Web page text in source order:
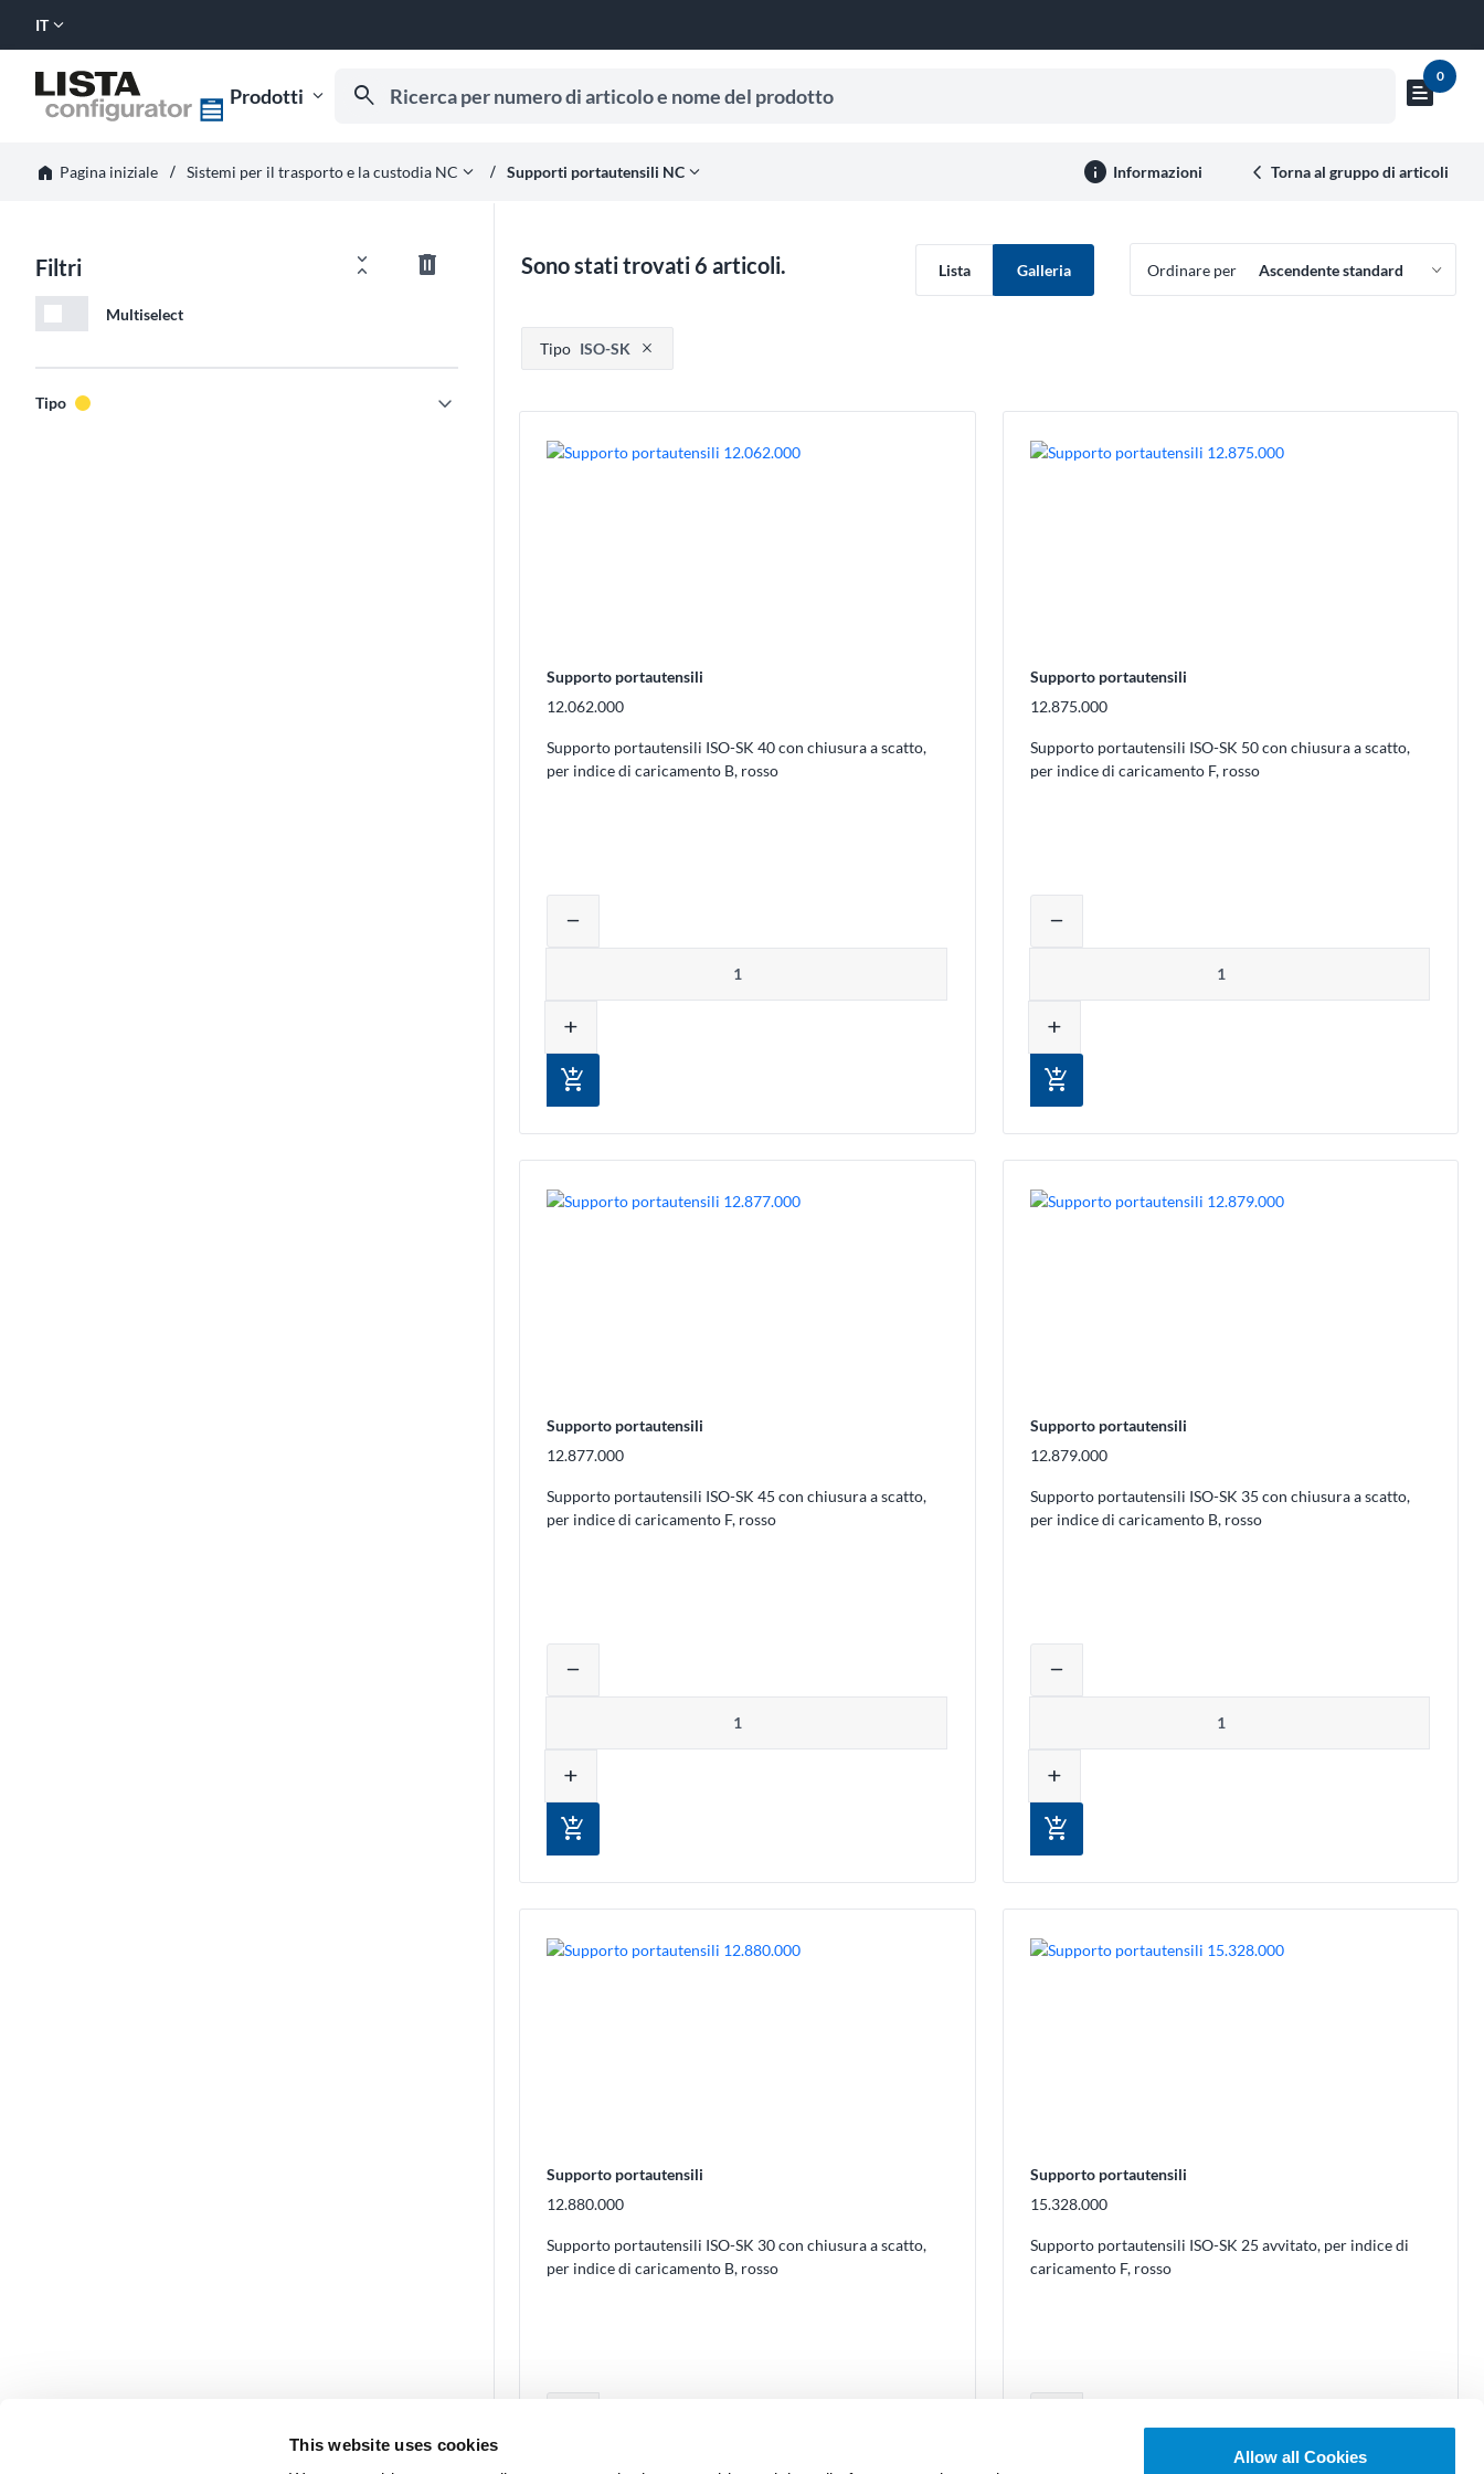
This website uses cookies
Allow all Cookies
SELEZIONA
ITexpand_more
Prodotti expand_more Ricerca per numero di articolo e nome del prodotto
search
Mostra
text_snippet0
home Pagina inizialehorizontal_ruleSistemi per il trasporto e la custodia NC expand_more horizontal_ruleSupporti portautensili NC expand_more info Informazioni Torna al gruppo di articoli
Filtri unfold_less delete_outline
Multiselect
Tipo expand_more
Sono stati trovati 6 articoli. Lista Galleria Ordinare per
Premere per rimuovere l'opzione filtro
Tipo ISO-SK
Supporto portautensili
12.062.000
Supporto portautensili ISO-SK 40 con chiusura a scatto,
per indice di caricamento B, rosso
Regolare la quantità del prodotto o rimuovere prodotti dal carrello
remove
add
add_shopping_cart
Supporto portautensili
12.875.000
Supporto portautensili ISO-SK 50 con chiusura a scatto,
per indice di caricamento F, rosso
Regolare la quantità del prodotto o
remove
add
add_shopping_cart
Supporto portautensili
12.877.000
Supporto portautensili ISO-SK 45 con chiusura a scatto,
per indice di caricamento F, rosso
Regolare la quantità del prodotto o rimuovere prodotti dal carrello
remove
add
add_shopping_cart
Supporto portautensili
12.879.000
Supporto portautensili ISO-SK 35 con chiusura a scatto,
per indice di caricamento B, rosso
Regolare la quantità del prodotto o
remove
add
add_shopping_cart
Supporto portautensili
12.880.000
Supporto portautensili ISO-SK 30 con chiusura a scatto,
per indice di caricamento B, rosso
Regolare la quantità del prodotto o rimuovere prodotti dal carrello
Supporto portautensili
15.328.000
Supporto portautensili ISO-SK 25 avvitato, per indice di
caricamento F, rosso
Regolare la quantità del prodotto o